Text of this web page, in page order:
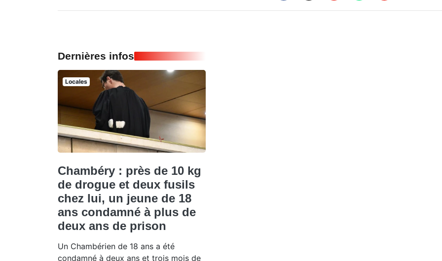
Dernières infos
Locales
Chambéry : près de 10 kg
de drogue et deux fusils
chez lui, un jeune de 18
ans condamné à plus de
deux ans de prison
Un Chambérien de 18 ans a été
condamné à deux ans et trois mois de